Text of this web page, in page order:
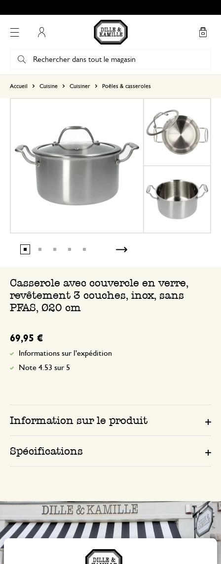
Accueil Cuisine Cuisiner Poêles & casseroles
Casserole avec couvercle en verre,
revêtement 3 couches, inox, sans
PFAS, Ø20 cm
69,95 €
Informations sur l'expédition
Note 4.53 sur 5
Information sur le produit
Spécifications